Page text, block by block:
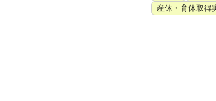
産休・育休取得